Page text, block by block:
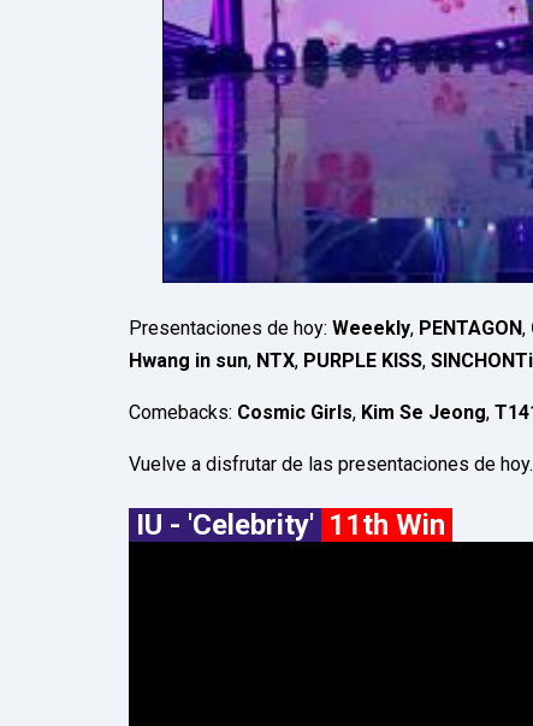
Presentaciones de hoy: Weeekly, PENTAGON,
Hwang in sun, NTX, PURPLE KISS,
Comebacks: Cosmic Girls, Kim Se Jeong,
Vuelve a disfrutar de las presentaciones de hoy.
IU - 'Celebrity' 11th Win